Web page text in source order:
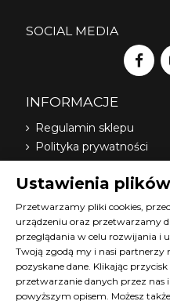
SOCIAL MEDIA
INFORMACJE
Regulamin sklepu
Polityka prywatności
Nasi dystrybutorzy
O nas
FAQ
Terminy szkoleń Diana
Materiały do pobrania
Kontakt z nami
Ustawienia
Przetwarzamy pliki cookies,
urządzeniu oraz przetwarzamy
przeglądania w celu rozwijania i
Twoją zgodą my i nasi
pozyskane dane. Klikając
przetwarzanie danych przez nas
powyższym opisem. Możesz